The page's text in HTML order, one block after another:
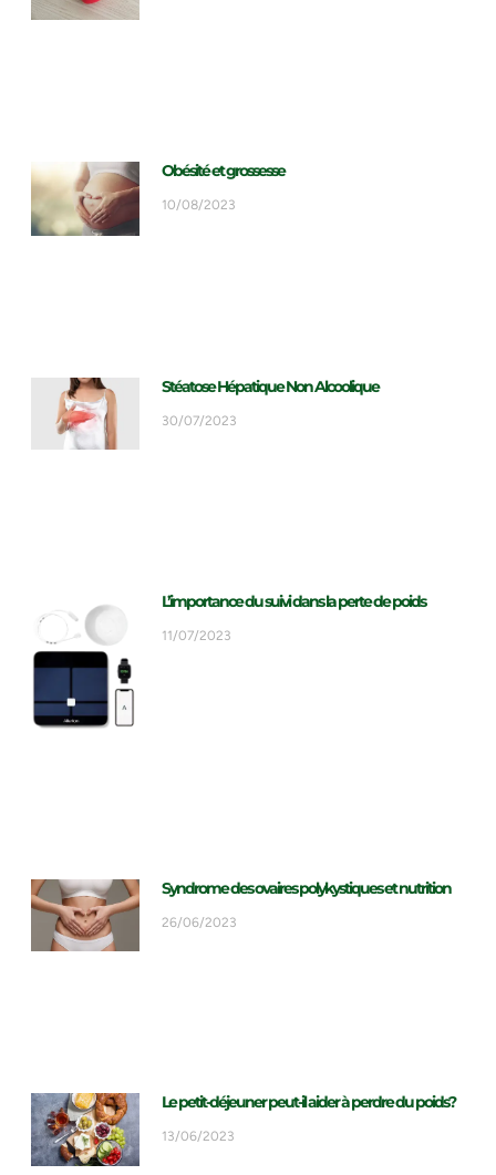
Obésité et grossesse
10/08/2023
Stéatose Hépatique Non Alcoolique
30/07/2023
L’importance du suivi dans la perte de poids
11/07/2023
Syndrome des ovaires polykystiques et nutrition
26/06/2023
Le petit-déjeuner peut-il aider à perdre du poids?
13/06/2023